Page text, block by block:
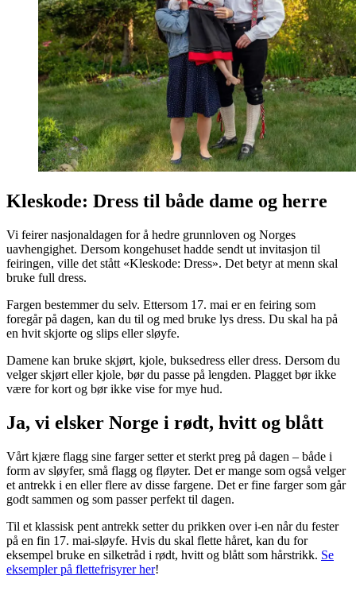
Kleskode: Dress til både dame og herre
Vi feirer nasjonaldagen for å hedre grunnloven og Norges
uavhengighet. Dersom kongehuset hadde sendt ut invitasjon til
feiringen, ville det stått «Kleskode: Dress». Det betyr at menn skal
bruke full dress.
Fargen bestemmer du selv. Ettersom 17. mai er en feiring som
foregår på dagen, kan du til og med bruke lys dress. Du skal ha på
en hvit skjorte og slips eller sløyfe.
Damene kan bruke skjørt, kjole, buksedress eller dress. Dersom du
velger skjørt eller kjole, bør du passe på lengden. Plagget bør ikke
være for kort og bør ikke vise for mye hud.
Ja, vi elsker Norge i rødt, hvitt og blått
Vårt kjære flagg sine farger setter et sterkt preg på dagen – både i
form av sløyfer, små flagg og fløyter. Det er mange som også velger
et antrekk i en eller flere av disse fargene. Det er fine farger som går
godt sammen og som passer perfekt til dagen.
Til et klassisk pent antrekk setter du prikken over i-en når du fester
på en fin 17. mai-sløyfe. Hvis du skal flette håret, kan du for
eksempel bruke en silketråd i rødt, hvitt og blått som hårstrikk. Se
eksempler på flettefrisyrer her!